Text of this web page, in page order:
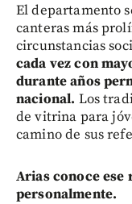
El departamento
canteras más
circunstancias
cada vez con
durante años
nacional. Los
de vitrina para
camino de sus
Arias conoce
personalmente.